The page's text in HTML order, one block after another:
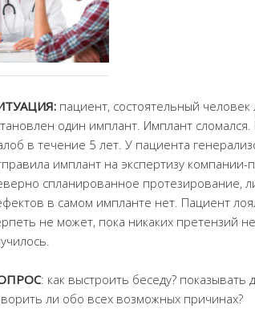
пациент, состоятельный
один имплант. Имплант
в течение 5 лет. У пациента
имплант на экспертизу компании-
спланированное протезирование,
ктов в самом импланте нет. Пациент
не может, пока никаких претензий
: как выстроить беседу?
ли обо всех возможных причинах?